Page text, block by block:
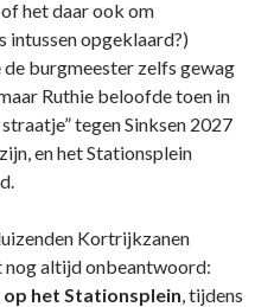
het daar ook om
intussen opgeklaard?)
de burgmeester zelfs gewag
Ruthie beloofde toen in
tegen Sinksen 2027
en het Stationsplein
Kortrijkzanen
nog altijd onbeantwoord:
op het Stationsplein, tijdens